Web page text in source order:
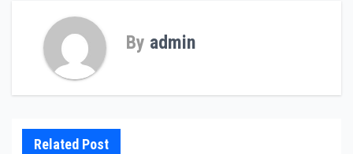
By admin
Related Post